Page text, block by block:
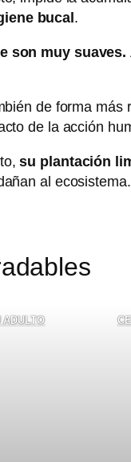
bucal .
son muy suaves.
de forma más
de la acción
su plantación
al ecosistema.